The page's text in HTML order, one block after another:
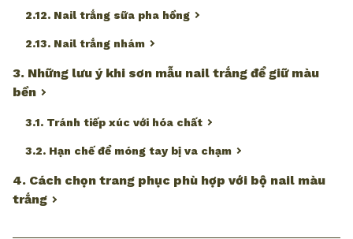
2.12. Nail trắng sữa pha hồng
2.13. Nail trắng nhám
3. Những lưu ý khi sơn mẫu nail trắng để giữ màu
bền
3.1. Tránh tiếp xúc với hóa chất
3.2. Hạn chế để móng tay bị va chạm
4. Cách chọn trang phục phù hợp với bộ nail màu
trắng